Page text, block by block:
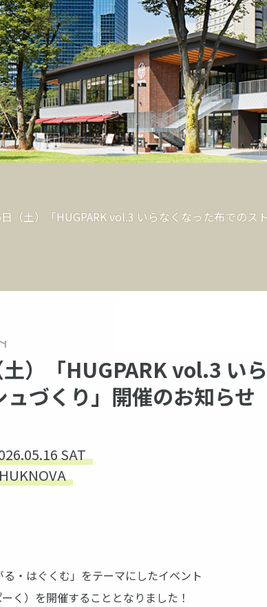
HOME
（土）「HUGPARK vol.3 いらなくなった布での
）「HUGPARK vol.3 い
ュづくり」開催のお知らせ
SAT
る・はぐくむ」をテーマにしたイベント
く）を開催することとなりました！